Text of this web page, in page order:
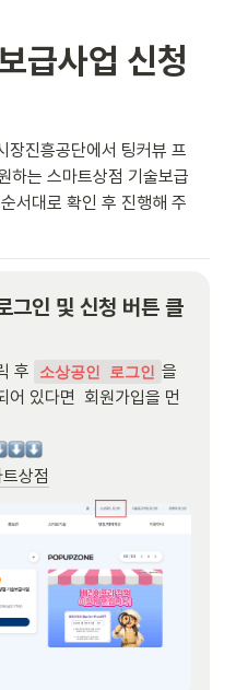
급사업 신청
장진흥공단에서 팅커뷰 프
하는 스마트상점 기술보급
서대로 확인 후 진행해 주
그인 및 신청 버튼 클
후 소상공인 로그인
을
어 있다면  회원가입을 먼
상점